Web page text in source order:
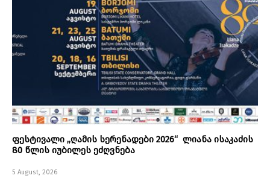
ფესტივალი „ღამის სერენადები 2026“ ლიანა ისაკაძის
80 წლის იუბილეს ეძღვნება
5 August, 2026